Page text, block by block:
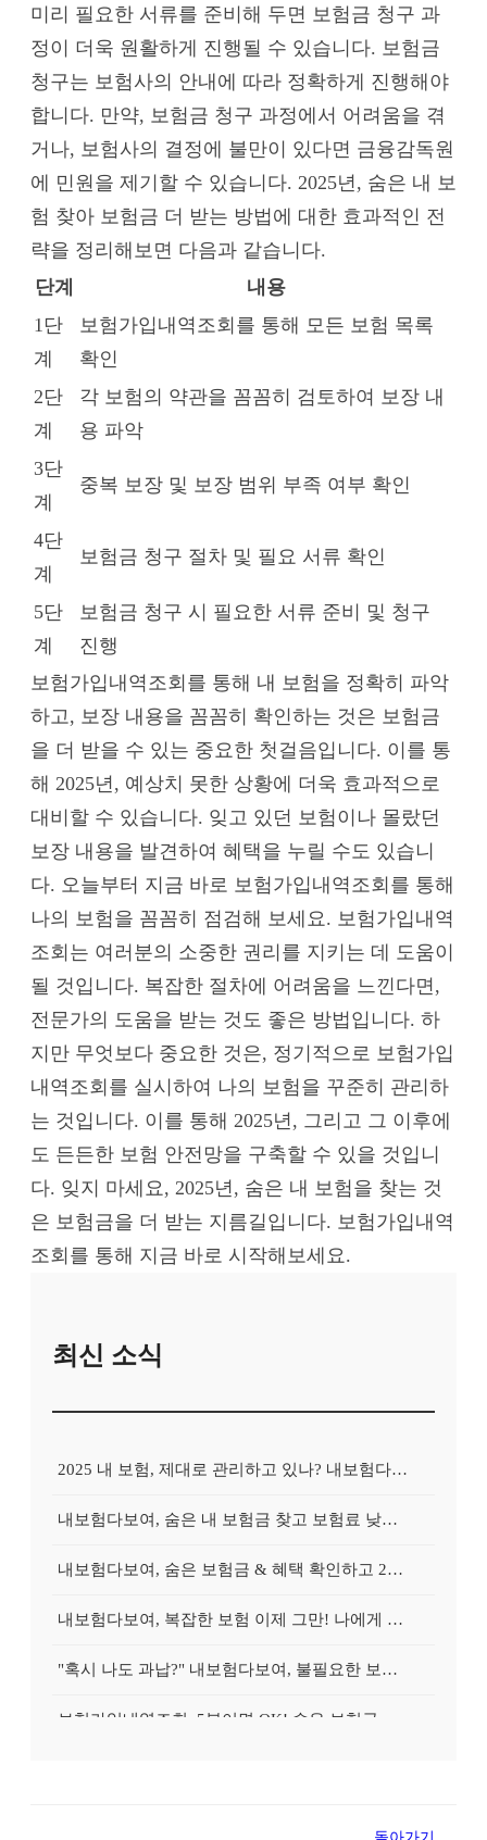
미리 필요한 서류를 준비해 두면 보험금 청구 과
정이 더욱 원활하게 진행될 수 있습니다. 보험금
청구는 보험사의 안내에 따라 정확하게 진행해야
합니다. 만약, 보험금 청구 과정에서 어려움을 겪
거나, 보험사의 결정에 불만이 있다면 금융감독원
에 민원을 제기할 수 있습니다. 2025년, 숨은 내 보
험 찾아 보험금 더 받는 방법에 대한 효과적인 전
략을 정리해보면 다음과 같습니다.
단계
내용
1단
계
보험가입내역조회를 통해 모든 보험 목록
확인
2단
계
각 보험의 약관을 꼼꼼히 검토하여 보장 내
용 파악
3단
계
중복 보장 및 보장 범위 부족 여부 확인
4단
계
보험금 청구 절차 및 필요 서류 확인
5단
계
보험금 청구 시 필요한 서류 준비 및 청구
진행
보험가입내역조회를 통해 내 보험을 정확히 파악
하고, 보장 내용을 꼼꼼히 확인하는 것은 보험금
을 더 받을 수 있는 중요한 첫걸음입니다. 이를 통
해 2025년, 예상치 못한 상황에 더욱 효과적으로
대비할 수 있습니다. 잊고 있던 보험이나 몰랐던
보장 내용을 발견하여 혜택을 누릴 수도 있습니
다. 오늘부터 지금 바로 보험가입내역조회를 통해
나의 보험을 꼼꼼히 점검해 보세요. 보험가입내역
조회는 여러분의 소중한 권리를 지키는 데 도움이
될 것입니다. 복잡한 절차에 어려움을 느낀다면,
전문가의 도움을 받는 것도 좋은 방법입니다. 하
지만 무엇보다 중요한 것은, 정기적으로 보험가입
내역조회를 실시하여 나의 보험을 꾸준히 관리하
는 것입니다. 이를 통해 2025년, 그리고 그 이후에
도 든든한 보험 안전망을 구축할 수 있을 것입니
다. 잊지 마세요, 2025년, 숨은 내 보험을 찾는 것
은 보험금을 더 받는 지름길입니다. 보험가입내역
조회를 통해 지금 바로 시작해보세요.
최신 소식
2025 내 보험, 제대로 관리하고 있나? 내보험다보여로 간편하게 진단!
내보험다보여, 숨은 내 보험금 찾고 보험료 낮추는 마법?
내보험다보여, 숨은 보험금 & 혜택 확인하고 2025년 똑똑하게 보험 관리 시작하는 방법
내보험다보여, 복잡한 보험 이제 그만! 나에게 딱 맞는 보험 찾는 3가지 비법
"혹시 나도 과납?" 내보험다보여, 불필요한 보험 정리하고 똑똑하게 보험료 다이어트!
돌아가기